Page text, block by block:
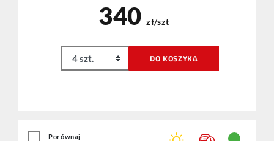
340 zł/szt
DO KOSZYKA
Porównaj